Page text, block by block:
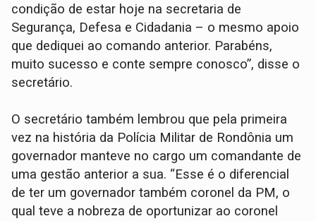
condição de estar hoje na secretaria de
Segurança, Defesa e Cidadania – o mesmo apoio
que dediquei ao comando anterior. Parabéns,
muito sucesso e conte sempre conosco”, disse o
secretário.
O secretário também lembrou que pela primeira
vez na história da Polícia Militar de Rondônia um
governador manteve no cargo um comandante de
uma gestão anterior a sua. “Esse é o diferencial
de ter um governador também coronel da PM, o
qual teve a nobreza de oportunizar ao coronel